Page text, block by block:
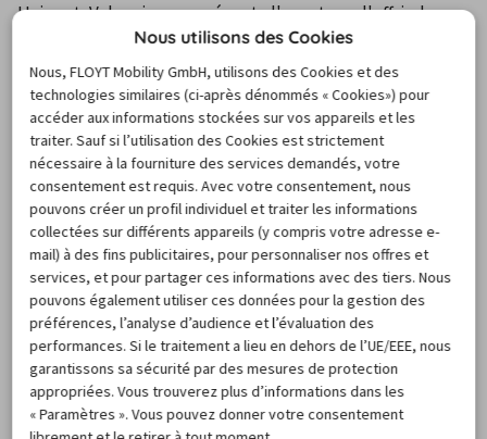
Hainaut, Valenciennes présente l'avantage d'offrir de
multiples opportunités de sorties et d'excursions
touristiques autour de la ville. Après une location de
voiture chez Hertz Valenciennes, l'une des destinations
les plus prisées reste assurément la ville fortifiée de
Condé-sur-l'Escaut, qui a fait le choix de conserver ses
remarquables remparts au début du XXème siècle.
L'ensemble du beffroi et du corps de garde, à proximité
de l'hôtel de ville, constitue d'ailleurs l'une des fiertés
des habitants de la commune. Une location de vehicule
chez Hertz à Valenciennes permet par ailleurs de vous
rendre dans les multiples espaces boisés du parc naturel
régional Scarpe-Escaut, ou même de passer quelques
heures en Belgique. Comment, enfin, louer une location
Hertz à Valenciennes sans s'intéresser à l'histoire minière
Nous utilisons des Cookies
Nous, FLOYT Mobility GmbH, utilisons des Cookies et des
technologies similaires (ci-après dénommés « Cookies») pour
accéder aux informations stockées sur vos appareils et les
traiter. Sauf si l’utilisation des Cookies est strictement
nécessaire à la fourniture des services demandés, votre
consentement est requis. Avec votre consentement, nous
pouvons créer un profil individuel et traiter les informations
collectées sur différents appareils (y compris votre adresse e-
mail) à des fins publicitaires, pour personnaliser nos offres et
services, et pour partager ces informations avec des tiers. Nous
pouvons également utiliser ces données pour la gestion des
préférences, l’analyse d’audience et l’évaluation des
performances. Si le traitement a lieu en dehors de l’UE/EEE, nous
garantissons sa sécurité par des mesures de protection
appropriées. Vous trouverez plus d’informations dans les
« Paramètres ». Vous pouvez donner votre consentement